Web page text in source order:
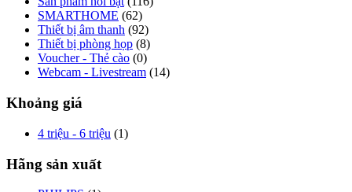
SMARTHOME (62)
Thiết bị âm thanh (92)
Thiết bị phòng họp (8)
Voucher - Thẻ cào (0)
Webcam - Livestream (14)
Khoảng giá
4 triệu - 6 triệu (1)
Hãng sản xuất